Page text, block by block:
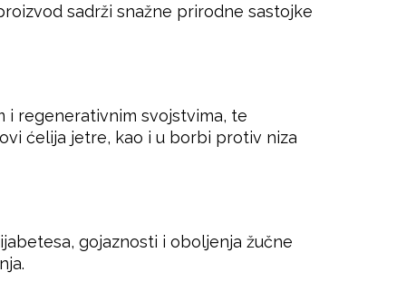
sadrži snažne prirodne sastojke
i regenerativnim svojstvima, te
ćelija jetre, kao i u borbi protiv niza
gojaznosti i oboljenja žučne